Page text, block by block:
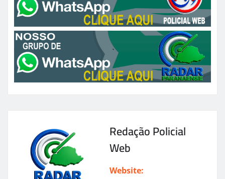
Redação Policial
Web
Website: